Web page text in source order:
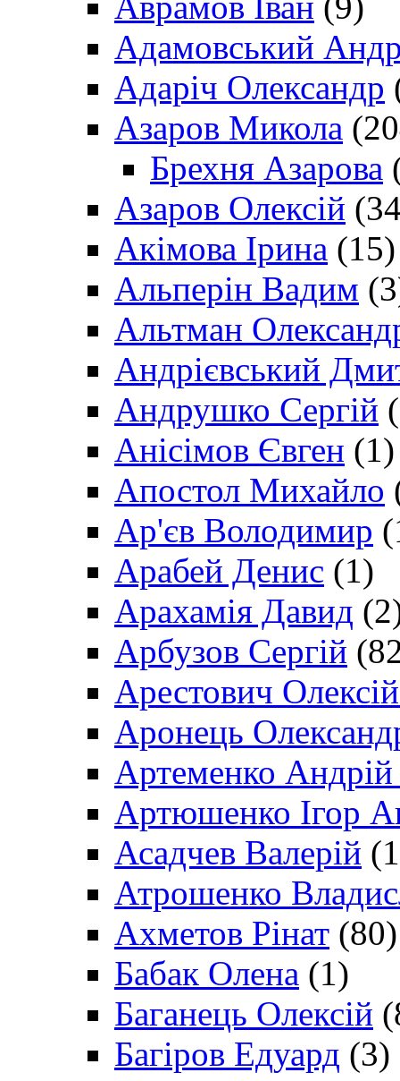
Адамовський
Адаріч Олександр
Азаров Микола
Брехня Азарова
Азаров Олексій
Акімова Ірина (15)
Альперін Вадим
Альтман
Андрієвський
Андрушко Сергій
Анісімов Євген (1)
Апостол Михайло
Ар'єв Володимир
Арабей Денис (1)
Арахамія Давид
Арбузов Сергій
Арестович
Аронець
Артеменко Андрій
Артюшенко Ігор
Асадчев Валерій
Атрошенко
Ахметов Рінат (80)
Бабак Олена (1)
Баганець Олексій
Багіров Едуард (3)